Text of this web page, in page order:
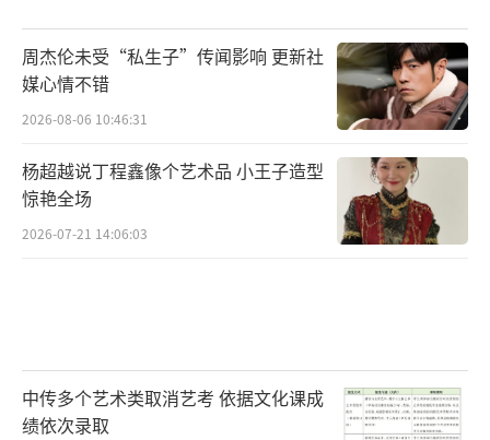
周杰伦未受“私生子”传闻影响 更新社
媒心情不错
2026-08-06 10:46:31
杨超越说丁程鑫像个艺术品 小王子造型
惊艳全场
2026-07-21 14:06:03
中传多个艺术类取消艺考 依据文化课成
绩依次录取